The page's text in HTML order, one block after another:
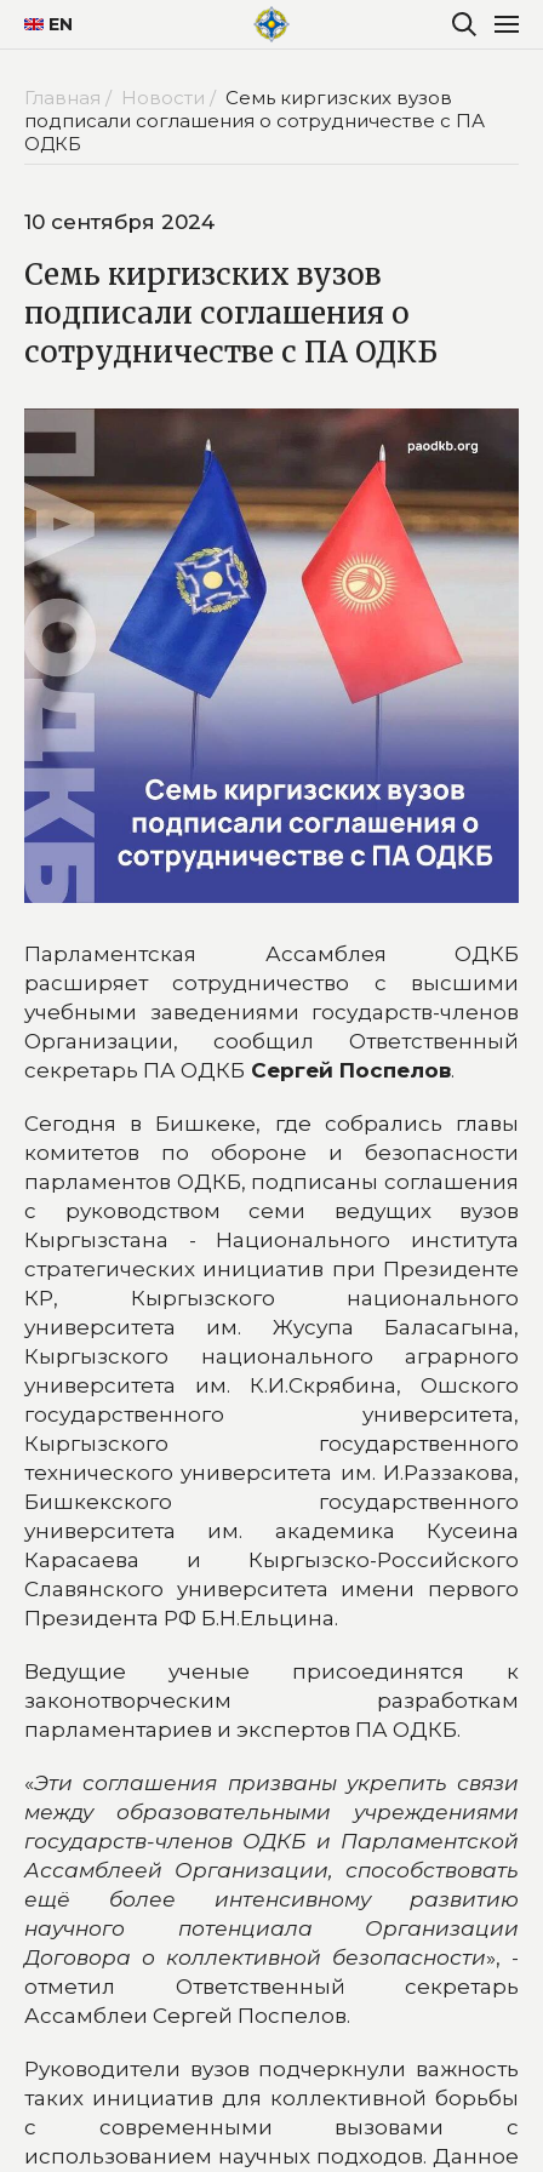
EN
Главная / Новости / Семь киргизских вузов
подписали соглашения о сотрудничестве с ПА
ОДКБ
10 сентября 2024
Семь киргизских вузов
подписали соглашения о
сотрудничестве с ПА ОДКБ
Парламентская Ассамблея ОДКБ
расширяет сотрудничество с высшими
учебными заведениями государств-членов
Организации, сообщил Ответственный
секретарь ПА ОДКБ Сергей Поспелов.
Сегодня в Бишкеке, где собрались главы
комитетов по обороне и безопасности
парламентов ОДКБ, подписаны соглашения
с руководством семи ведущих вузов
Кыргызстана - Национального института
стратегических инициатив при Президенте
КР, Кыргызского национального
университета им. Жусупа Баласагына,
Кыргызского национального аграрного
университета им. К.И.Скрябина, Ошского
государственного университета,
Кыргызского государственного
технического университета им. И.Раззакова,
Бишкекского государственного
университета им. академика Кусеина
Карасаева и Кыргызско-Российского
Славянского университета имени первого
Президента РФ Б.Н.Ельцина.
Ведущие ученые присоединятся к
законотворческим разработкам
парламентариев и экспертов ПА ОДКБ.
«Эти соглашения призваны укрепить связи
между образовательными учреждениями
государств-членов ОДКБ и Парламентской
Ассамблеей Организации, способствовать
ещё более интенсивному развитию
научного потенциала Организации
Договора о коллективной безопасности», -
отметил Ответственный секретарь
Ассамблеи Сергей Поспелов.
Руководители вузов подчеркнули важность
таких инициатив для коллективной борьбы
с современными вызовами с
использованием научных подходов. Данное